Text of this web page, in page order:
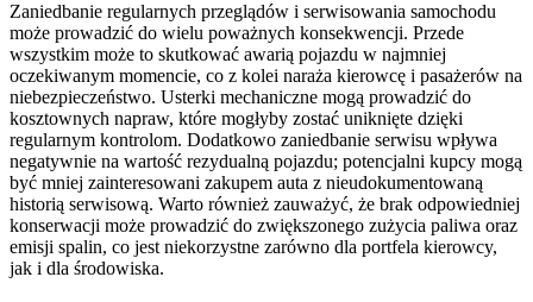
Zaniedbanie regularnych przeglądów i serwisowania samochodu
może prowadzić do wielu poważnych konsekwencji. Przede
wszystkim może to skutkować awarią pojazdu w najmniej
oczekiwanym momencie, co z kolei naraża kierowcę i pasażerów na
niebezpieczeństwo. Usterki mechaniczne mogą prowadzić do
kosztownych napraw, które mogłyby zostać uniknięte dzięki
regularnym kontrolom. Dodatkowo zaniedbanie serwisu wpływa
negatywnie na wartość rezydualną pojazdu; potencjalni kupcy mogą
być mniej zainteresowani zakupem auta z nieudokumentowaną
historią serwisową. Warto również zauważyć, że brak odpowiedniej
konserwacji może prowadzić do zwiększonego zużycia paliwa oraz
emisji spalin, co jest niekorzystne zarówno dla portfela kierowcy,
jak i dla środowiska.